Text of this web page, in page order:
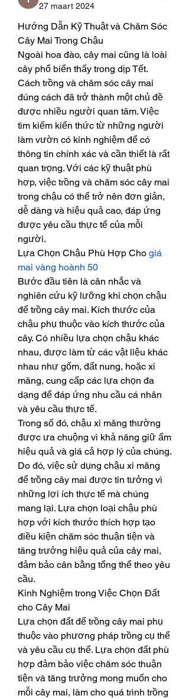
27 maart 2024
Hướng Dẫn Kỹ Thuật và Chăm Sóc
Cây Mai Trong Chậu
Ngoài hoa đào, cây mai cũng là loài
cây phổ biến thấy trong dịp Tết.
Cách trồng và chăm sóc cây mai
đúng cách đã trở thành một chủ đề
được nhiều người quan tâm. Việc
tìm kiếm kiến thức từ những người
làm vườn có kinh nghiệm để có
thông tin chính xác và cần thiết là rất
quan trọng. Với các kỹ thuật phù
hợp, việc trồng và chăm sóc cây mai
trong chậu có thể trở nên đơn giản,
dễ dàng và hiệu quả cao, đáp ứng
được yêu cầu thực tế của mỗi
người.
Lựa Chọn Chậu Phù Hợp Cho giá
mai vàng hoành 50
Bước đầu tiên là cân nhắc và
nghiên cứu kỹ lưỡng khi chọn chậu
để trồng cây mai. Kích thước của
chậu phụ thuộc vào kích thước của
cây. Có nhiều lựa chọn chậu khác
nhau, được làm từ các vật liệu khác
nhau như gốm, đất nung, hoặc xi
măng, cung cấp các lựa chọn đa
dạng để đáp ứng nhu cầu cá nhân
và yêu cầu thực tế.
Trong số đó, chậu xi măng thường
được ưa chuộng vì khả năng giữ ẩm
hiệu quả và giá cả hợp lý của chúng.
Do đó, việc sử dụng chậu xi măng
để trồng cây mai được tin tưởng vì
những lợi ích thực tế mà chúng
mang lại. Lựa chọn loại chậu phù
hợp với kích thước thích hợp tạo
điều kiện chăm sóc thuận tiện và
tăng trưởng hiệu quả của cây mai,
đảm bảo cân bằng tổng thể theo yêu
cầu.
Kinh Nghiệm trong Việc Chọn Đất
cho Cây Mai
Lựa chọn đất để trồng cây mai phụ
thuộc vào phương pháp trồng cụ thể
và yêu cầu cụ thể. Lựa chọn đất phù
hợp đảm bảo việc chăm sóc thuận
tiện và tăng trưởng mong muốn cho
mỗi cây mai, làm cho quá trình trồng